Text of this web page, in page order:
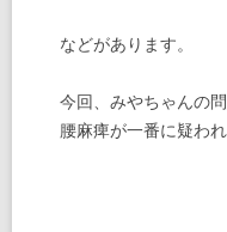
などがあります。
今回、みやちゃんの
腰麻痺が一番に疑われ